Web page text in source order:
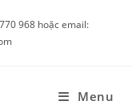
968 hoặc email:
Menu